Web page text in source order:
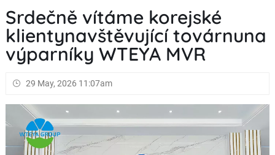
Srdečně vítáme korejské
klientynavštěvující továrnuna
výparníky WTEYA MVR
29 May, 2026 11:07am